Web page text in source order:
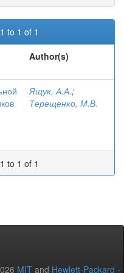
to 1 of 1
Author(s)
Ящук, А.А.;
Терещенко, М.В.
to 1 of 1
MIT and Hewlett-Packard -